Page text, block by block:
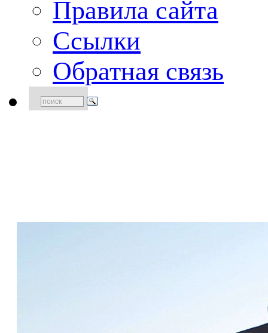
Правила сайта
Ссылки
Обратная связь